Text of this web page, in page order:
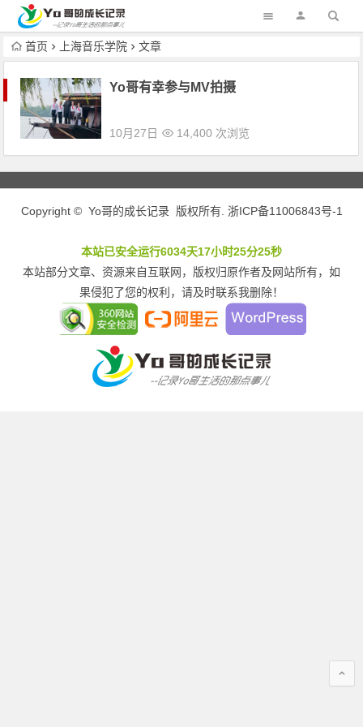
首页 上海音乐学院 文章
Yo哥有幸参与MV拍摄
10月27日 14,400 次浏览
Copyright © Yo哥的成长记录 版权所有. 浙ICP备11006843号-1
本站已安全运行6034天17小时25分25秒
本站部分文章、资源来自互联网，版权归原作者及网站所有，如
果侵犯了您的权利，请及时联系我删除！